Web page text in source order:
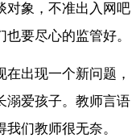
对象，不准出入网吧
要尽心的监管好。
出现一个新问题，
溺爱孩子。教师言语
们教师很无奈。